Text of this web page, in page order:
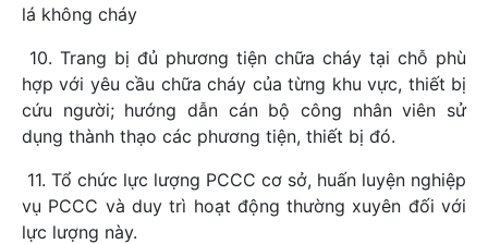
lá không cháy
10. Trang bị đủ phương tiện chữa cháy tại chỗ phù
hợp với yêu cầu chữa cháy của từng khu vực, thiết bị
cứu người; hướng dẫn cán bộ công nhân viên sử
dụng thành thạo các phương tiện, thiết bị đó.
11. Tổ chức lực lượng PCCC cơ sở, huấn luyện nghiệp
vụ PCCC và duy trì hoạt động thường xuyên đối với
lực lượng này.